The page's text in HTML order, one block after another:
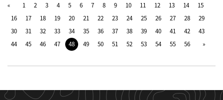
1 2 3 4 5 6 7 8 9 10 11 12 13 14
15
16
17 18 19 20 21 22 23 24 25 26 27 28
29
30
31 32 33 34 35 36 37 38 39 40 41 42
43
44
45 46 47 48 49 50 51 52 53 54 55 56